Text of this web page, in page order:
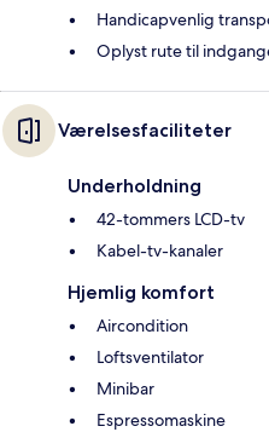
Handicapvenlig
Oplyst rute til
Værelsesfaciliteter
Underholdning
42-tommers LCD-tv
Kabel-tv-kanaler
Hjemlig komfort
Aircondition
Loftsventilator
Minibar
Espressomaskine